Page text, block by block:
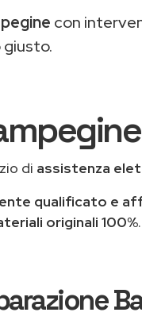
con
di assistenza
qualificato e
originali 100%.